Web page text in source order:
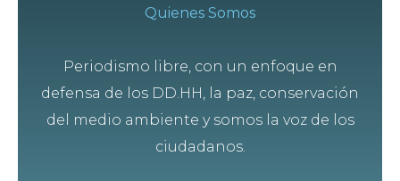
Quienes Somos
Periodismo libre, con un enfoque en
defensa de los DD.HH, la paz, conservación
del medio ambiente y somos la voz de los
ciudadanos.